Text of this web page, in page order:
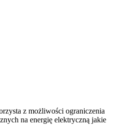
z możliwości ograniczenia
na energię elektryczną jakie